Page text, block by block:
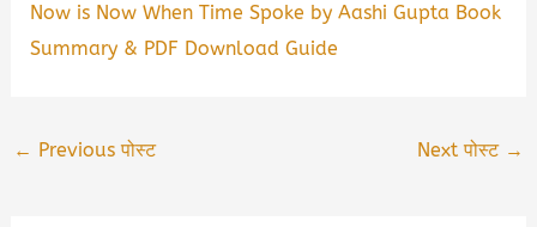
Now is Now When Time Spoke by Aashi Gupta Book
Summary & PDF Download Guide
← Previous पोस्ट Next पोस्ट →